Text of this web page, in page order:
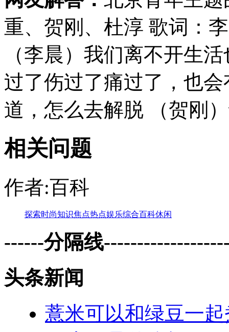
重、贺刚、杜淳 歌词：
（李晨）我们离不开生
过了伤过了痛过了，也
道，怎么去解脱 （贺刚
相关问题
作者:百科
探索时尚知识焦点热点娱乐综合百科休闲
------分隔线
头条新闻
薏米可以和绿豆一